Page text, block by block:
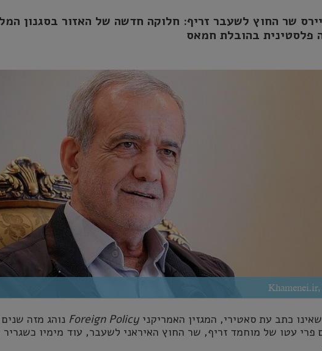
שר החוץ לשעבר זריף: חלוקה חדשה של האזור בסגנון
פלסטינית בהובלת חמאס
כתב עת סאטירי, המגזין האמריקניForeign Policy נוהג מזה
פרי עטו של מוחמד זריף, שר החוץ האיראני לשעבר, עוד מימיו כשגריר